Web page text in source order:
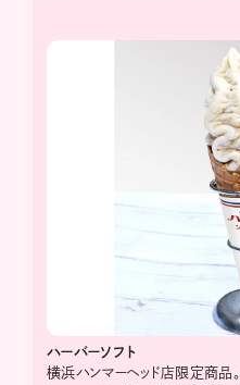
ハーバーソフト
横浜ハンマーヘッド店限定商品。